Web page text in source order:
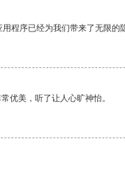
程序已经为我们带来了无限的
优美，听了让人心旷神怡。